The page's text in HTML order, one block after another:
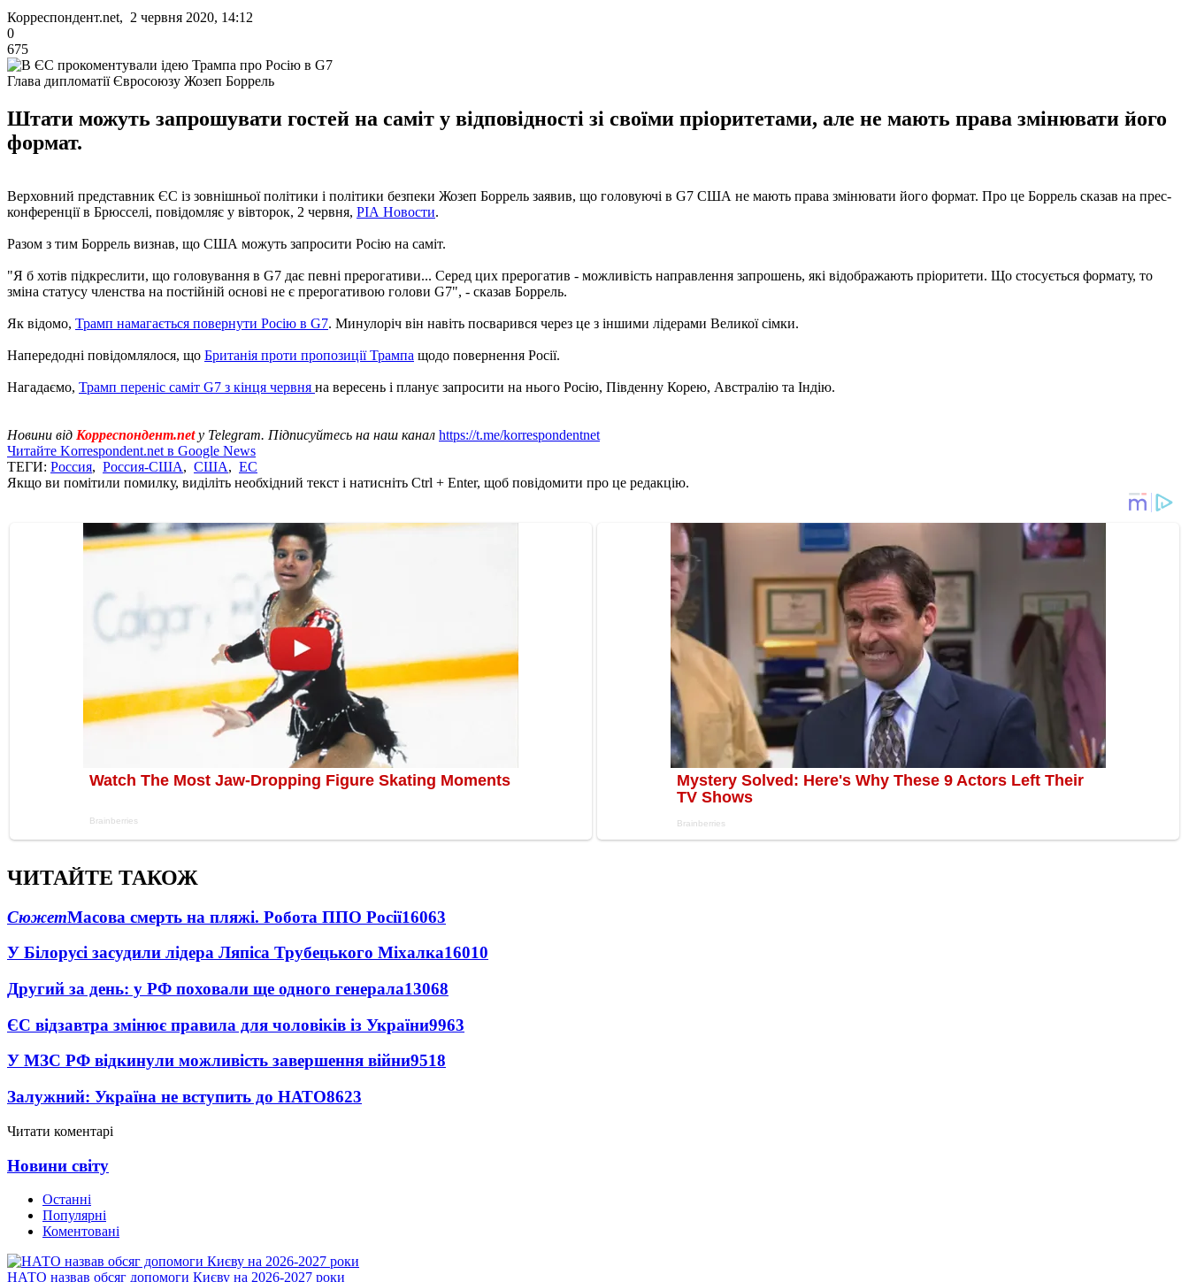
Корреспондент.net, 2 червня 2020, 14:12
0
675
Глава дипломатії Євросоюзу Жозеп Боррель
Штати можуть запрошувати гостей на саміт у відповідності зі своїми пріоритетами, але не мають права змінювати його
формат.
Верховний представник ЄС із зовнішньої політики і політики безпеки Жозеп Боррель заявив, що головуючі в G7 США не мають права змінювати його формат. Про це Боррель сказав на прес-
конференції в Брюсселі, повідомляє у вівторок, 2 червня, РІА Новости.
Разом з тим Боррель визнав, що США можуть запросити Росію на саміт.
"Я б хотів підкреслити, що головування в G7 дає певні прерогативи... Серед цих прерогатив - можливість направлення запрошень, які відображають пріоритети. Що стосується формату, то
зміна статусу членства на постійній основі не є прерогативою голови G7", - сказав Боррель.
Як відомо, Трамп намагається повернути Росію в G7. Минулоріч він навіть посварився через це з іншими лідерами Великої сімки.
Напередодні повідомлялося, що Британія проти пропозиції Трампа щодо повернення Росії.
Нагадаємо, Трамп переніс саміт G7 з кінця червня на вересень і планує запросити на нього Росію, Південну Корею, Австралію та Індію.
Новини від Корреспондент.net у Telegram. Підписуйтесь на наш канал https://t.me/korrespondentnet
Читайте Korrespondent.net в Google News
ТЕГИ: Россия, Россия-США, США, ЕС
Якщо ви помітили помилку, виділіть необхідний текст і натисніть Ctrl + Enter, щоб повідомити про це редакцію.
ЧИТАЙТЕ ТАКОЖ
СюжетМасова смерть на пляжі. Робота ППО Росії16063
У Білорусі засудили лідера Ляпіса Трубецького Міхалка16010
Другий за день: у РФ поховали ще одного генерала13068
ЄС відзавтра змінює правила для чоловіків із України9963
У МЗС РФ відкинули можливість завершення війни9518
Залужний: Україна не вступить до НАТО8623
Читати коментарі
Новини світу
Останні
Популярні
Коментовані
НАТО назвав обсяг допомоги Києву на 2026-2027 роки